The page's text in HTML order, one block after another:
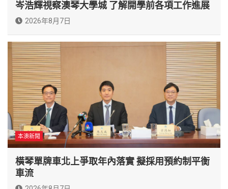
岑浩輝視察澳琴大學城 了解開學前各項工作進展
2026年8月7日
本澳新聞
橫琴單牌車北上爭取年內落實 擬採用預約制平衡
車流